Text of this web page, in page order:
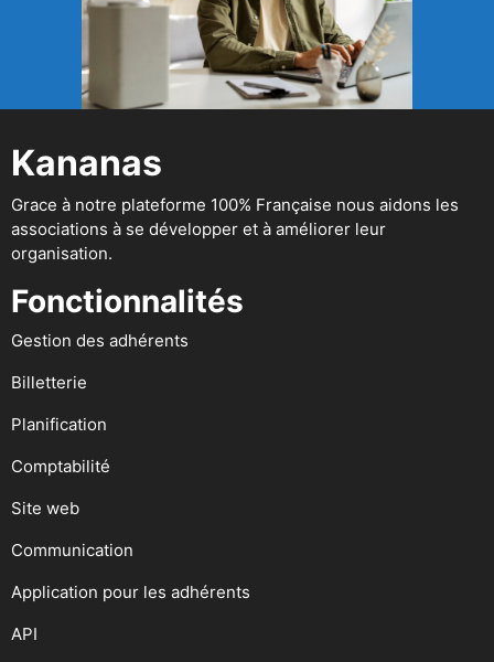
Kananas
Grace à notre plateforme 100% Française nous aidons les
associations à se développer et à améliorer leur
organisation.
Fonctionnalités
Gestion des adhérents
Billetterie
Planification
Comptabilité
Site web
Communication
Application pour les adhérents
API